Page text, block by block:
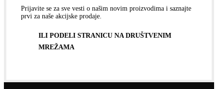
Prijavite se za sve vesti o našim novim proizvodima i saznajte
prvi za naše akcijske prodaje.
ILI PODELI STRANICU NA DRUŠTVENIM
MREŽAMA